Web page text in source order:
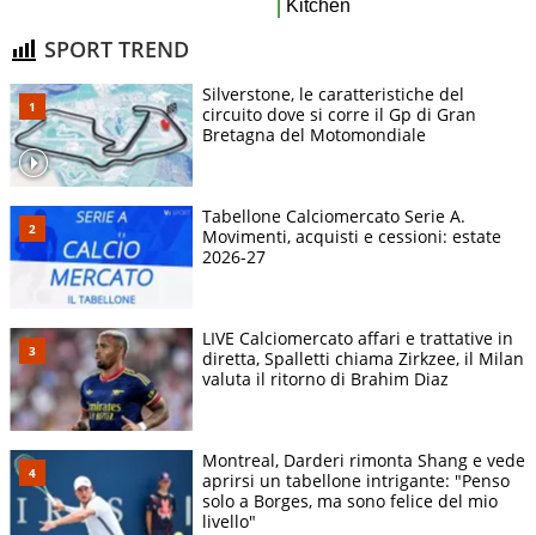
SPORT TREND
Silverstone, le caratteristiche del
circuito dove si corre il Gp di Gran
Bretagna del Motomondiale
Tabellone Calciomercato Serie A.
Movimenti, acquisti e cessioni: estate
2026-27
LIVE Calciomercato affari e trattative in
diretta, Spalletti chiama Zirkzee, il Milan
valuta il ritorno di Brahim Diaz
Montreal, Darderi rimonta Shang e vede
aprirsi un tabellone intrigante: "Penso
solo a Borges, ma sono felice del mio
livello"